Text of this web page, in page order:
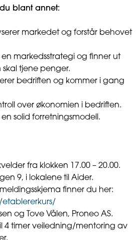
blant annet:
markedet og forstår behovet
markedsstrategi og finner ut
tjene penger.
bedriften og kommer i gang
over økonomien i bedriften.
solid forretningsmodell.
fra klokken 17.00 – 20.00.
9, i lokalene til Aider.
finner du her:
og Tove Vålen, Proneo AS.
4 timer veiledning/mentoring av